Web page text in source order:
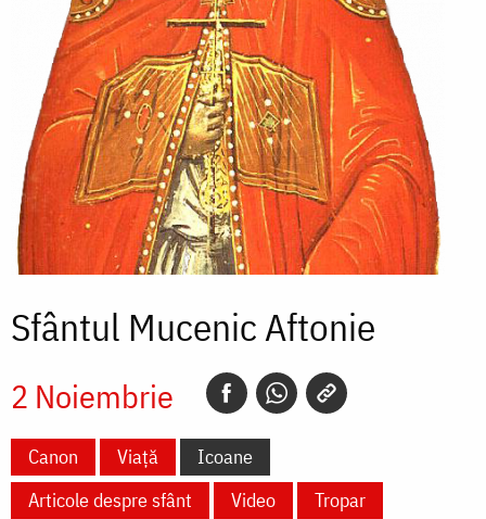
Sfântul Mucenic Aftonie
2 Noiembrie
Canon Viață
Icoane
Articole despre sfânt
Video
Tropar